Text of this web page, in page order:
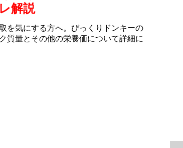
解説
を気にする方へ。びっくりドンキーの
質量とその他の栄養価について詳細に